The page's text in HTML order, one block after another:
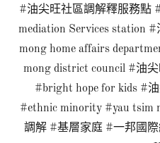
#油尖旺社區調解釋服務點
mediation Services station
mong home affairs
mong district council #油
#bright hope for kids #
#ethnic minority #yau tsim
調解 #基層家庭 #一邦國